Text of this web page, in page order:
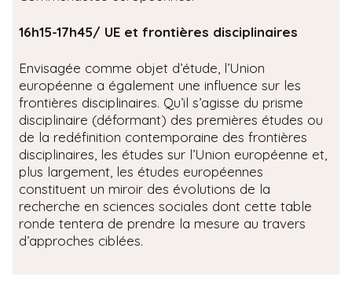
16h15-17h45/ UE et frontières disciplinaires
Envisagée comme objet d’étude, l’Union
européenne a également une influence sur les
frontières disciplinaires. Qu’il s’agisse du prisme
disciplinaire (déformant) des premières études ou
de la redéfinition contemporaine des frontières
disciplinaires, les études sur l’Union européenne et,
plus largement, les études européennes
constituent un miroir des évolutions de la
recherche en sciences sociales dont cette table
ronde tentera de prendre la mesure au travers
d’approches ciblées.